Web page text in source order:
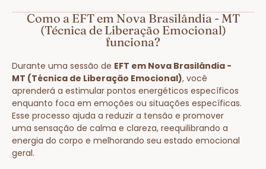
Como a EFT em Nova Brasilândia - MT
(Técnica de Liberação Emocional)
funciona?
Durante uma sessão de EFT em Nova Brasilândia -
MT (Técnica de Liberação Emocional), você
aprenderá a estimular pontos energéticos específicos
enquanto foca em emoções ou situações específicas.
Esse processo ajuda a reduzir a tensão e promover
uma sensação de calma e clareza, reequilibrando a
energia do corpo e melhorando seu estado emocional
geral.